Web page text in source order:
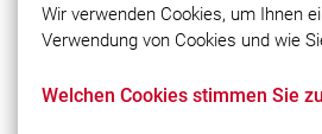
© 2026
Wir verwenden Cookies, um Ihnen
Verwendung von Cookies und wie
Welchen Cookies stimmen Sie